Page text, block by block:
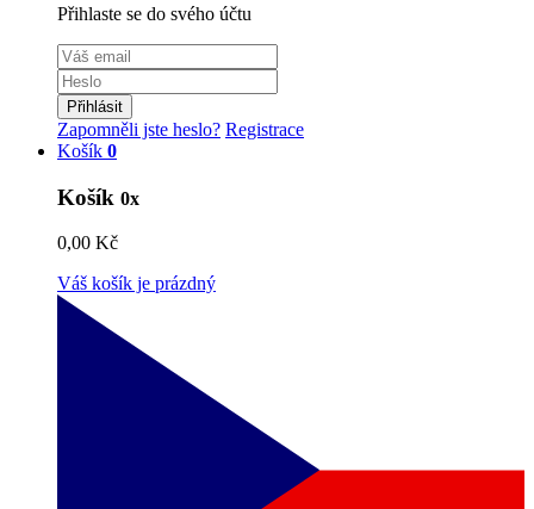
Přihlaste se do svého účtu
Přihlásit
Zapomněli jste heslo? Registrace
Košík 0
Košík 0x
0,00 Kč
Váš košík je prázdný